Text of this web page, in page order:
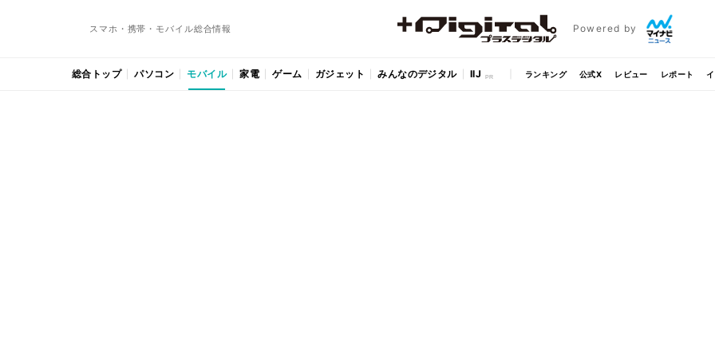
スマホ・携帯・モバイル総合情報 Powered by
総合トップ パソコン モバイル 家電 ゲーム ガジェット みんなのデジタル IIJ ランキング 公式X レビュー レポート